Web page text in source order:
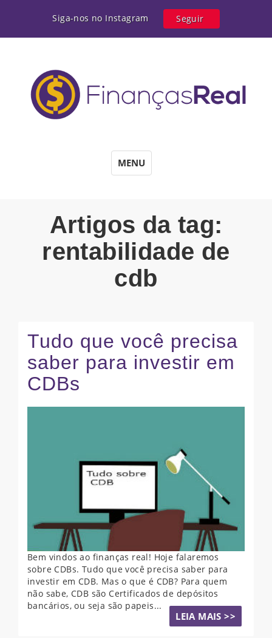
Siga-nos no Instagram Seguir
MENU
Artigos da tag:
rentabilidade de
cdb
Tudo que você precisa
saber para investir em
CDBs
Bem vindos ao finanças real! Hoje falaremos
sobre CDBs. Tudo que você precisa saber para
investir em CDB. Mas o que é CDB? Para quem
não sabe, CDB são Certificados de depósitos
bancários, ou seja são papeis...
LEIA MAIS >>